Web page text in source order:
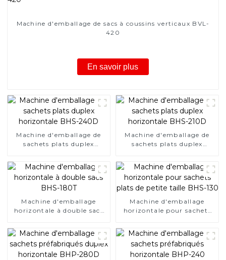
Machine d'emballage de sacs à coussins verticaux BVL-
420
En savoir plus
Machine d'emballage de
sachets plats duplex
Machine d'emballage de
sachets plats duplex
Machine d'emballage
horizontale à double sacs
Machine d'emballage
horizontale pour sachets